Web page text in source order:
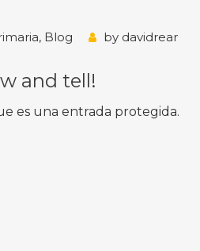
, Blog by davidrear
and tell!
es una entrada protegida.